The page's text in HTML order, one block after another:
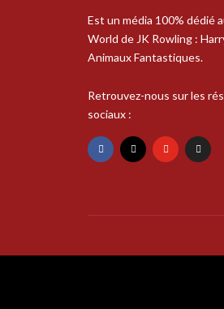
Est un média 100% dédié
World de JK Rowling :
Animaux Fantastiques.
Retrouvez-nous sur les
sociaux :